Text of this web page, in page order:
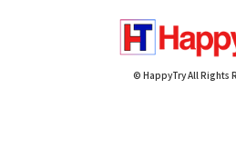
© HappyTry All Rights